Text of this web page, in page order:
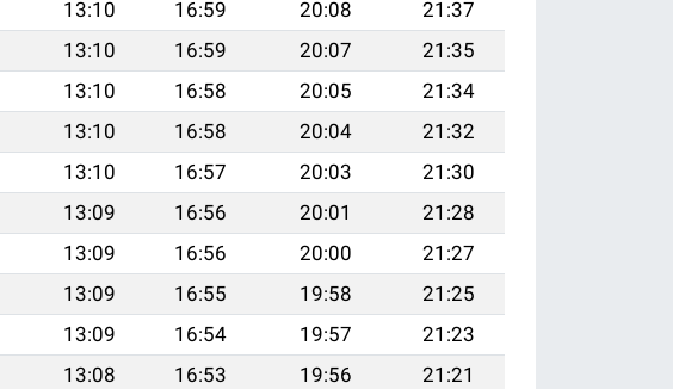
13:10 16:59 20:08
21:37
13:10 16:59 20:07
21:35
13:10 16:58 20:05
21:34
13:10 16:58 20:04
21:32
13:10 16:57 20:03
21:30
13:09 16:56 20:01
21:28
13:09 16:56 20:00
21:27
13:09 16:55 19:58
21:25
13:09 16:54 19:57
21:23
13:08 16:53 19:56
21:21